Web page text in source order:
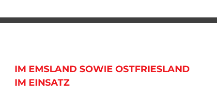
IM EMSLAND SOWIE OSTFRIESLAND
IM EINSATZ